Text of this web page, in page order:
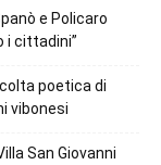
e Policaro
i cittadini”
poetica di
vibonesi
San Giovanni